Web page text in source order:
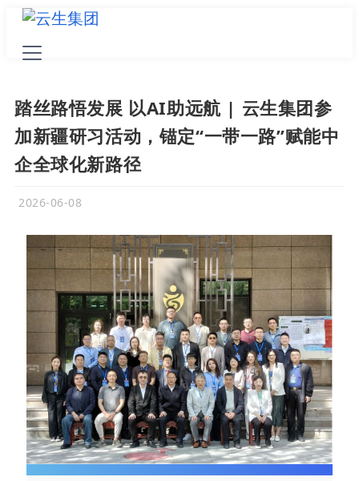
踏丝路悟发展 以AI助远航 | 云生集团参
加新疆研习活动，锚定“一带一路”赋能中
企全球化新路径
2026-06-08